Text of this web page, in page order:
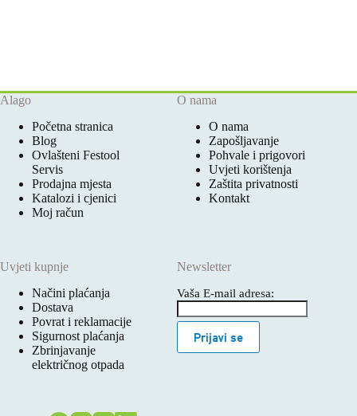
Alago
Početna stranica
Blog
Ovlašteni Festool
Servis
Prodajna mjesta
Katalozi i cjenici
Moj račun
O nama
O nama
Zapošljavanje
Pohvale i prigovori
Uvjeti korištenja
Zaštita privatnosti
Kontakt
Uvjeti kupnje
Načini plaćanja
Dostava
Povrat i reklamacije
Sigurnost plaćanja
Zbrinjavanje
električnog otpada
Newsletter
Vaša E-mail adresa:
Prijavi se